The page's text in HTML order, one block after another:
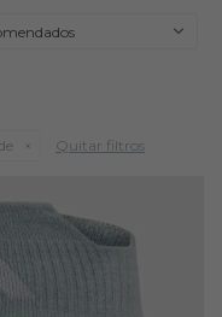
Quitar filtros